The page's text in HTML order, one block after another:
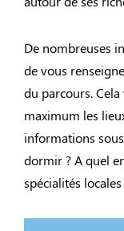
De nombreuses
de vous
du parcours.
maximum les
informations
dormir ? A quel
spécialités locales